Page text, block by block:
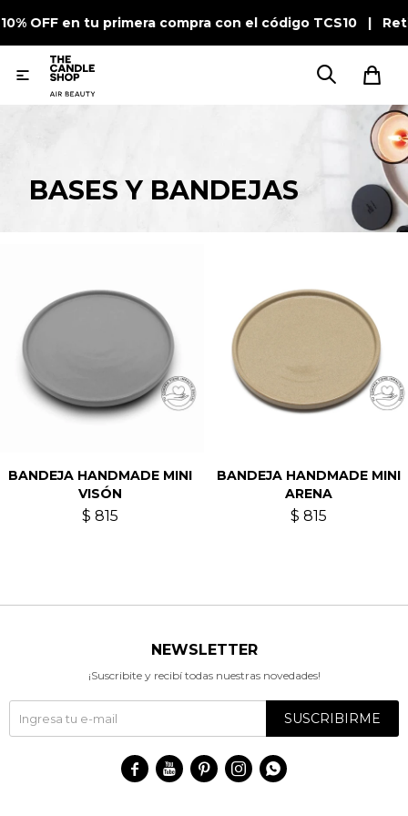
OFF en tu primera compra con el código TCS10 |

BASES Y BANDEJAS
BANDEJA HANDMADE MINI
VISÓN
$ 815
BANDEJA HANDMADE MINI
ARENA
$ 815
NEWSLETTER
¡Suscribite y recibí todas nuestras novedades!
SUSCRIBIRME
    